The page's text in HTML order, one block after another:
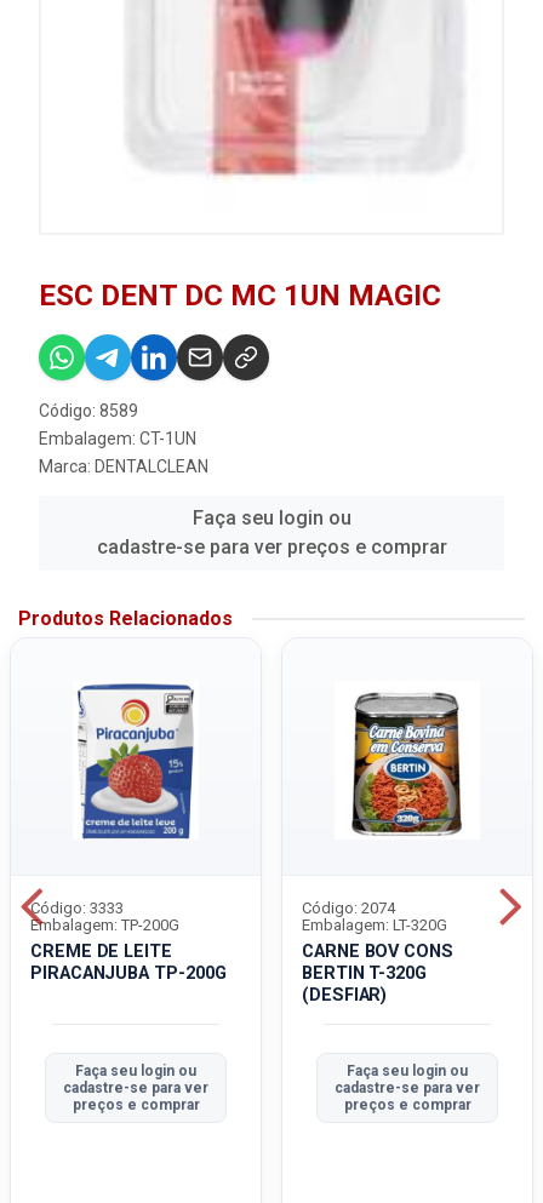
ESC DENT DC MC 1UN MAGIC
Código: 8589
Embalagem: CT-1UN
Marca: DENTALCLEAN
Faça seu login ou
cadastre-se para ver preços e comprar
Produtos Relacionados
CREME DE LEITE
PIRACANJUBA TP-200G
Código: 3333
Embalagem: TP-200G
Faça seu login ou
cadastre-se para ver
preços e comprar
CARNE BOV CONS
BERTIN T-320G
(DESFIAR)
Código: 2074
Embalagem: LT-320G
Faça seu login ou
cadastre-se para ver
preços e comprar